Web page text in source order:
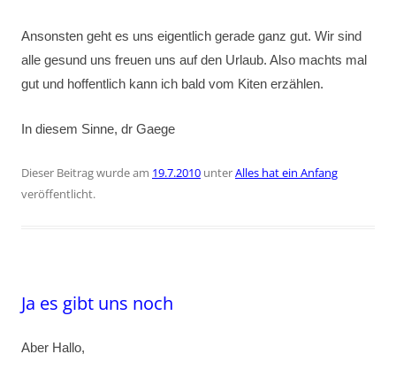
Ansonsten geht es uns eigentlich gerade ganz gut. Wir sind
alle gesund uns freuen uns auf den Urlaub. Also machts mal
gut und hoffentlich kann ich bald vom Kiten erzählen.
In diesem Sinne, dr Gaege
Dieser Beitrag wurde am 19.7.2010 unterAlles hat ein Anfang
veröffentlicht.
Ja es gibt uns noch
Aber Hallo,